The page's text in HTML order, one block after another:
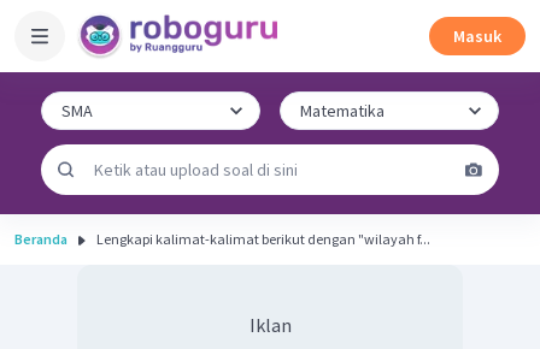
Masuk
Beranda Lengkapi kalimat-kalimat berikut dengan "wilayah f...
Iklan